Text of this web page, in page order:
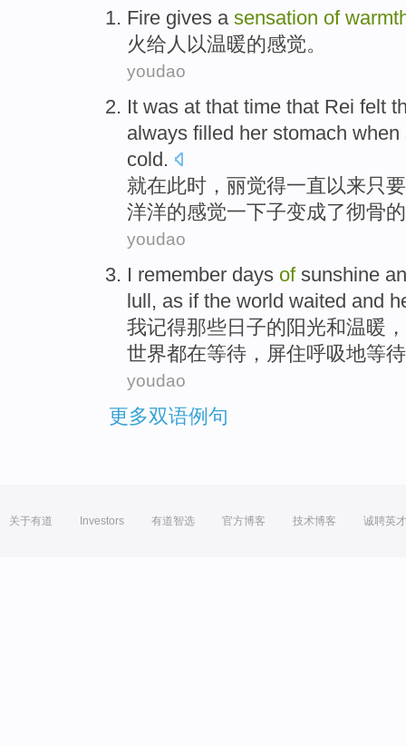
Fire gives a sensation of
火给人 以温暖的感觉。
youdao
It was at that time that Rei felt
always filled her stomach when
cold.
就在此时 ， 丽觉得一直以来只要
洋洋的感觉一下子变成了彻骨
youdao
I remember days of sunshine
lull, as if the world waited and
我记得那些日子的 阳光和温暖
世界都在等待 ，屏住呼吸地等
youdao
更多双语例句
关于有道 Investors 有道智选 官方博客 技术博客 诚聘英才